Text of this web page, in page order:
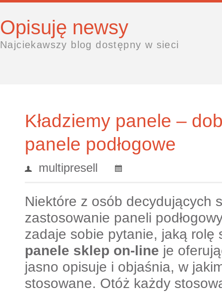
Opisuję newsy
Najciekawszy blog dostępny w sieci
Kładziemy panele –
panele podłogowe
multipresell
Niektóre z osób decydujących
zastosowanie paneli
zadaje sobie pytanie, jaką rolę
panele sklep on-line je
jasno opisuje i objaśnia, w
stosowane. Otóż każdy